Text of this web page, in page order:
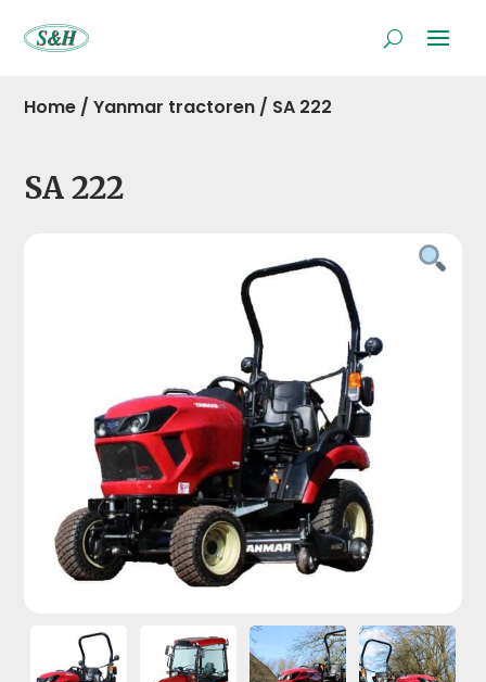
Home /Yanmar tractoren / SA 222
SA 222